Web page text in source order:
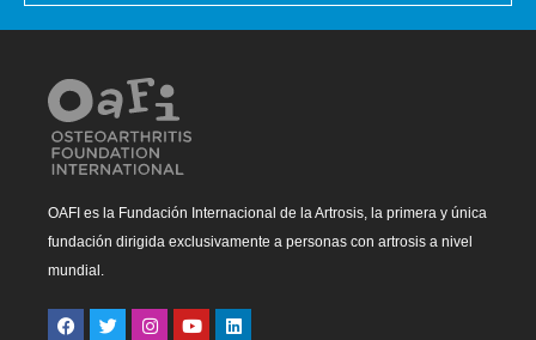
OAFI es la Fundación Internacional de la Artrosis, la primera y única
fundación dirigida exclusivamente a personas con artrosis a nivel
mundial.